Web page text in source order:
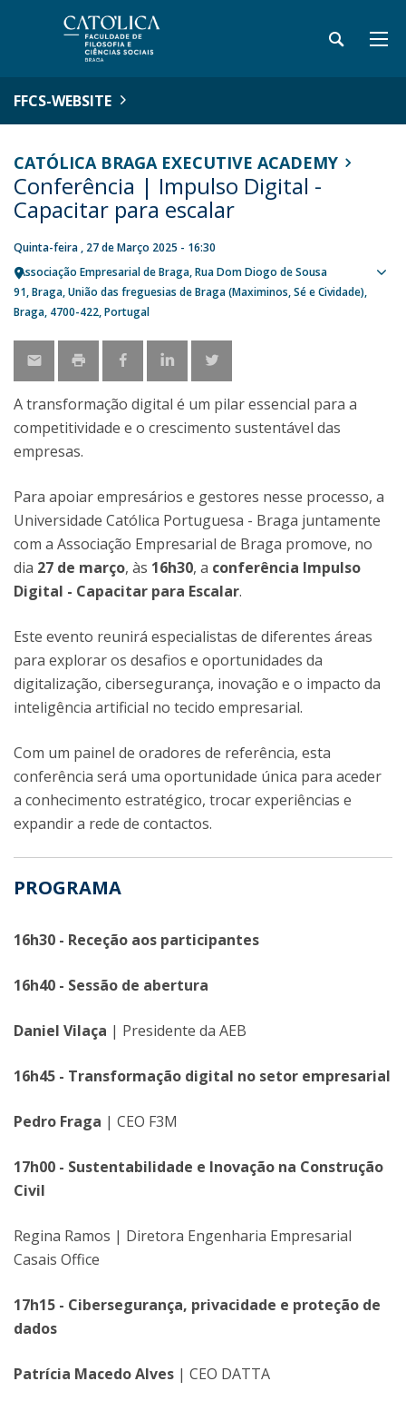
FFCS-WEBSITE
CATÓLICA BRAGA EXECUTIVE ACADEMY
Conferência | Impulso Digital -
Capacitar para escalar
Quinta-feira , 27 de Março 2025 - 16:30
Associação Empresarial de Braga Rua Dom Diogo de Sousa
91 Braga União das freguesias de Braga (Maximinos, Sé e Cividade),
Braga 4700-422 Portugal
A transformação digital é um pilar essencial para a
competitividade e o crescimento sustentável das
empresas.
Para apoiar empresários e gestores nesse processo, a
Universidade Católica Portuguesa - Braga juntamente
com a Associação Empresarial de Braga promove, no
dia 27 de março, às 16h30, a conferência Impulso
Digital - Capacitar para Escalar.
Este evento reunirá especialistas de diferentes áreas
para explorar os desafios e oportunidades da
digitalização, cibersegurança, inovação e o impacto da
inteligência artificial no tecido empresarial.
Com um painel de oradores de referência, esta
conferência será uma oportunidade única para aceder
a conhecimento estratégico, trocar experiências e
expandir a rede de contactos.
PROGRAMA
16h30 - Receção aos participantes
16h40 - Sessão de abertura
Daniel Vilaça | Presidente da AEB
16h45 - Transformação digital no setor empresarial
Pedro Fraga | CEO F3M
17h00 - Sustentabilidade e Inovação na Construção
Civil
Regina Ramos | Diretora Engenharia Empresarial
Casais Office
17h15 - Cibersegurança, privacidade e proteção de
dados
Patrícia Macedo Alves | CEO DATTA